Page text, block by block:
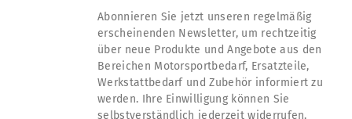
Abonnieren Sie jetzt unseren regelmäßig
erscheinenden Newsletter, um rechtzeitig
über neue Produkte und Angebote aus den
Bereichen Motorsportbedarf, Ersatzteile,
Werkstattbedarf und Zubehör informiert zu
werden. Ihre Einwilligung können Sie
selbstverständlich jederzeit widerrufen.